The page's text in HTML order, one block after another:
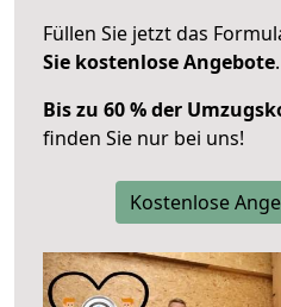
Füllen Sie jetzt das
Sie kostenlose Angebote.
Bis zu 60 % der
finden Sie nur bei uns!
Kostenlose